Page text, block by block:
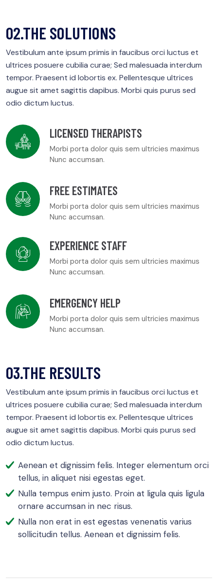
02.THE SOLUTIONS
Vestibulum ante ipsum primis in faucibus orci luctus et
ultrices posuere cubilia curae; Sed malesuada interdum
tempor. Praesent id lobortis ex. Pellentesque ultrices
augue sit amet sagittis dapibus. Morbi quis purus sed
odio dictum luctus.
LICENSED THERAPISTS
Morbi porta dolor quis sem ultricies maximus
Nunc accumsan.
FREE ESTIMATES
Morbi porta dolor quis sem ultricies maximus
Nunc accumsan.
EXPERIENCE STAFF
Morbi porta dolor quis sem ultricies maximus
Nunc accumsan.
EMERGENCY HELP
Morbi porta dolor quis sem ultricies maximus
Nunc accumsan.
03.THE RESULTS
Vestibulum ante ipsum primis in faucibus orci luctus et
ultrices posuere cubilia curae; Sed malesuada interdum
tempor. Praesent id lobortis ex. Pellentesque ultrices
augue sit amet sagittis dapibus. Morbi quis purus sed
odio dictum luctus.
Aenean et dignissim felis. Integer elementum orci
tellus, in aliquet nisi egestas eget.
Nulla tempus enim justo. Proin at ligula quis ligula
ornare accumsan in nec risus.
Nulla non erat in est egestas venenatis varius
sollicitudin tellus. Aenean et dignissim felis.